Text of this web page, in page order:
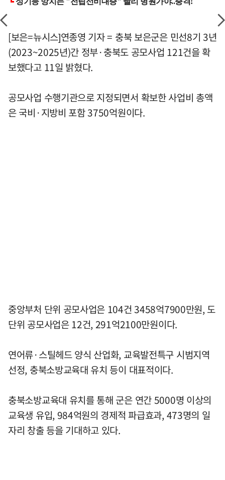
[보은=뉴시스]연종영 기자 = 충북 보은군은 민선8기 3년
(2023~2025년)간 정부·충북도 공모사업 121건을 확
보했다고 11일 밝혔다.
공모사업 수행기관으로 지정되면서 확보한 사업비 총액
은 국비·지방비 포함 3750억원이다.
중앙부처 단위 공모사업은 104건 3458억7900만원, 도
단위 공모사업은 12건, 291억2100만원이다.
연어류·스틸헤드 양식 산업화, 교육발전특구 시범지역
선정, 충북소방교육대 유치 등이 대표적이다.
충북소방교육대 유치를 통해 군은 연간 5000명 이상의
교육생 유입, 984억원의 경제적 파급효과, 473명의 일
자리 창출 등을 기대하고 있다.